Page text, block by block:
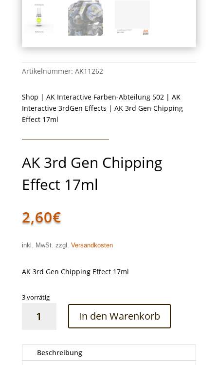
Artikelnummer: AK11262
Shop | AK Interactive Farben-Abteilung 502| AK
Interactive 3rdGen Effects | AK 3rd Gen Chipping
Effect 17ml
AK 3rd Gen Chipping
Effect 17ml
2,60€
inkl. MwSt. zzgl. Versandkosten
AK 3rd Gen Chipping Effect 17ml
3 vorrätig
Effect
In den Warenkorb
Beschreibung